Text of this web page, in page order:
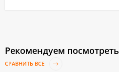
Рекомендуем посмотреть
СРАВНИТЬ ВСЕ